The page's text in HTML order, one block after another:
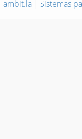
ambit.la | Sistemas